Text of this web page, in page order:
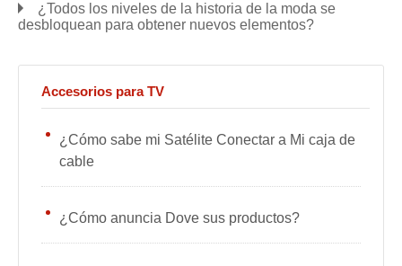
¿Todos los niveles de la historia de la moda se
desbloquean para obtener nuevos elementos?
Accesorios para TV
¿Cómo sabe mi Satélite Conectar a Mi caja de
cable
¿Cómo anuncia Dove sus productos?